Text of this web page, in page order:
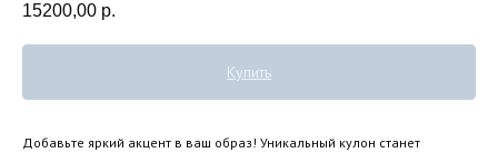
15200,00 р.
Купить
Добавьте яркий акцент в ваш образ! Уникальный кулон станет